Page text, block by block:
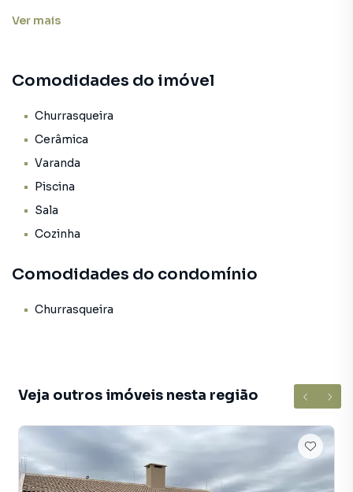
desfrutar de momentos de lazer com conforto e
quadras de Represa Capivara, próximo a Paranatur.
✨ Destaques do Imóvel:
Área construída: 176 m²
Cozinha
Pavimento superior com 1 quarto amplo com 12 camas –
ideal para receber família e amigos e também para locação
de temporada.
Ver mais
Comodidades do imóvel
Churrasqueira
Cerâmica
Varanda
Piscina
Sala
Cozinha
Comodidades do condomínio
Churrasqueira
Veja outros imóveis nesta região